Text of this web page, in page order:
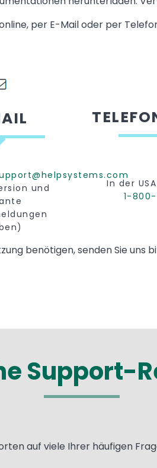
per E-Mail oder per
und
In der
1-
benötigen, senden Sie uns
Support-
auf viele Ihrer häufigen